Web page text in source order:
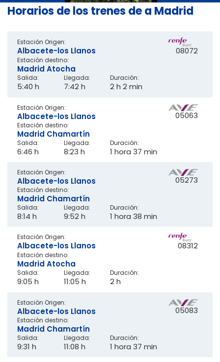
Horarios de los trenes de a Madrid
08072
Salida:
5:40 h
Llegada:
7:42 h
Duración:
2 h 2 min
Estación Origen:
Albacete-los Llanos
Estación destino:
Madrid Atocha
05063
Salida:
6:46 h
Llegada:
8:23 h
Duración:
1 hora 37 min
Estación Origen:
Albacete-los Llanos
Estación destino:
Madrid Chamartín
05273
Salida:
8:14 h
Llegada:
9:52 h
Duración:
1 hora 38 min
Estación Origen:
Albacete-los Llanos
Estación destino:
Madrid Chamartín
08312
Salida:
9:05 h
Llegada:
11:05 h
Duración:
2 h
Estación Origen:
Albacete-los Llanos
Estación destino:
Madrid Atocha
05083
Salida:
9:31 h
Llegada:
11:08 h
Duración:
1 hora 37 min
Estación Origen:
Albacete-los Llanos
Estación destino:
Madrid Chamartín